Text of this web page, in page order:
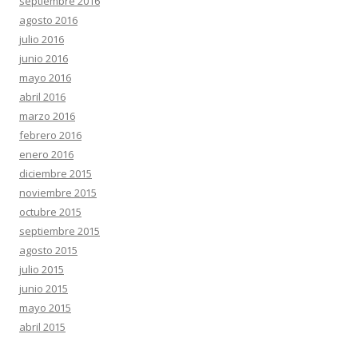
agosto 2016
julio 2016
junio 2016
mayo 2016
abril 2016
marzo 2016
febrero 2016
enero 2016
diciembre 2015
noviembre 2015
octubre 2015
septiembre 2015
agosto 2015
julio 2015
junio 2015
mayo 2015
abril 2015